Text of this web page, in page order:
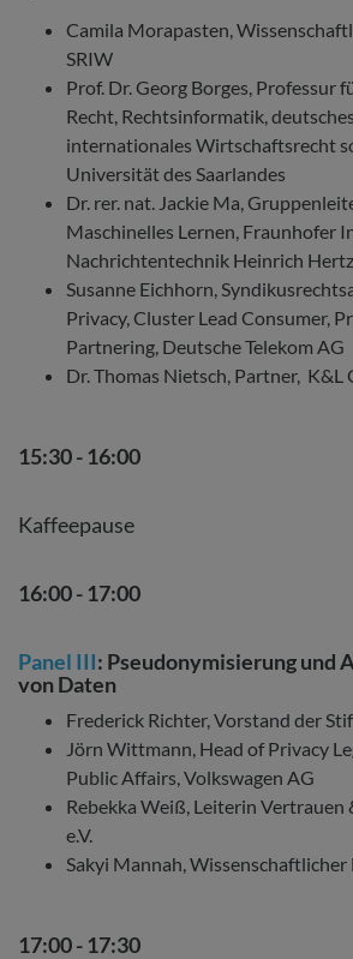
Camila Morapasten,
SRIW
Prof. Dr. Georg Borges, Professur
Recht, Rechtsinformatik,
internationales Wirtschaftsrecht
Universität des Saarlandes
Dr. rer. nat. Jackie Ma,
Maschinelles Lernen, Fraunhofer
Nachrichtentechnik Heinrich
Susanne Eichhorn,
Privacy, Cluster Lead Consumer,
Partnering, Deutsche Telekom AG
Dr. Thomas Nietsch, Partner, K&L
15:30 - 16:00
Kaffeepause
16:00 - 17:00
Panel III: Pseudonymisierung und
von Daten
Frederick Richter, Vorstand der
Jörn Wittmann, Head of Privacy
Public Affairs, Volkswagen AG
Rebekka Weiß, Leiterin Vertrauen
e.V.
Sakyi Mannah,
17:00 - 17:30